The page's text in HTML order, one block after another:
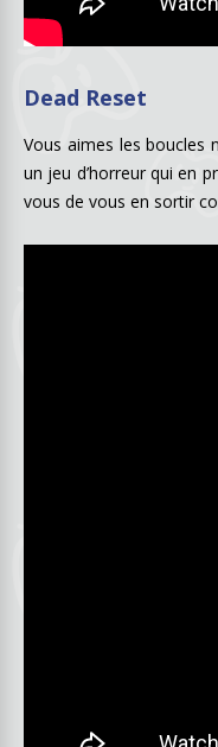
Dead Reset
Vous aimes les boucles
un jeu d’horreur qui en
vous de vous en sortir